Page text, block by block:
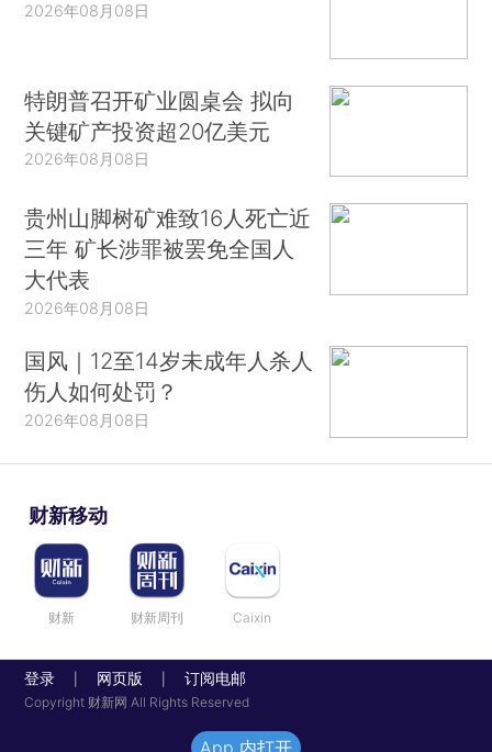
2026年08月08日
特朗普召开矿业圆桌会 拟向
关键矿产投资超20亿美元
2026年08月08日
贵州山脚树矿难致16人死亡近
三年 矿长涉罪被罢免全国人
大代表
2026年08月08日
国风｜12至14岁未成年人杀人
伤人如何处罚？
2026年08月08日
财新移动
财新 财新周刊 Caixin
登录 网页版 订阅电邮
Copyright 财新网 All Rights Reserved
App 内打开